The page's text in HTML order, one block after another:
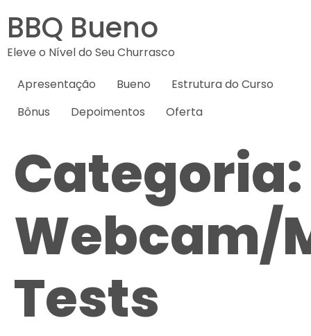
BBQ Bueno
Eleve o Nível do Seu Churrasco
Apresentação Bueno
Estrutura do Curso
Bônus
Depoimentos Oferta
Categoria:
Webcam/
Tests